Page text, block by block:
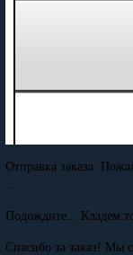
Отправка заказа.
...
Подождите... Кладем
Спасибо за заказ! Мы